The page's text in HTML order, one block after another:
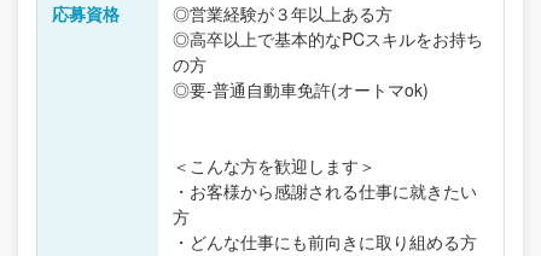
応募資格
◎営業経験が３年以上ある方
◎高卒以上で基本的なPCスキルをお持ち
の方
◎要-普通自動車免許(オートマok)
＜こんな方を歓迎します＞
・お客様から感謝される仕事に就きたい
方
・どんな仕事にも前向きに取り組める方